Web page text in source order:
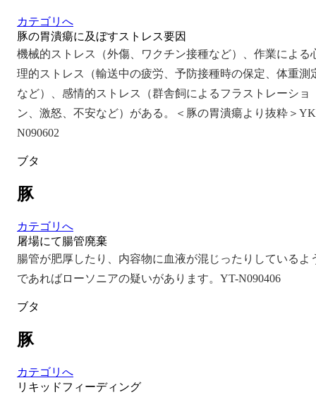
カテゴリへ
豚の胃潰瘍に及ぼすストレス要因
機械的ストレス（外傷、ワクチン接種など）、作業による
理的ストレス（輸送中の疲労、予防接種時の保定、体重測
など）、感情的ストレス（群舎飼によるフラストレーショ
ン、激怒、不安など）がある。＜豚の胃潰瘍より抜粋＞
N090602
ブタ
豚
カテゴリへ
屠場にて腸管廃棄
腸管が肥厚したり、内容物に血液が混じったりしているよ
であればローソニアの疑いがあります。YT-N090406
ブタ
豚
カテゴリへ
リキッドフィーディング